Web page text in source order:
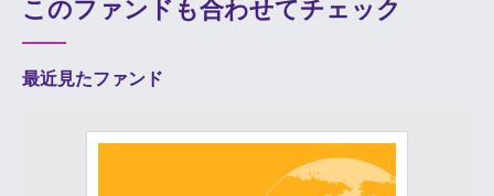
このファンドも合わせてチェック
最近見たファンド